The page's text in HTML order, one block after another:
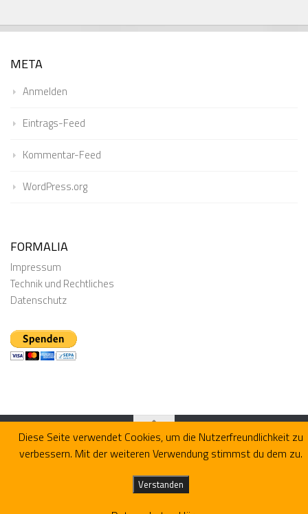
META
Anmelden
Eintrags-Feed
Kommentar-Feed
WordPress.org
FORMALIA
Impressum
Technik und Rechtliches
Datenschutz
Präsentiert von - Entworfen mit dem Hueman-Theme
Diese Seite verwendet Cookies, um die Nutzerfreundlichkeit zu
verbessern. Mit der weiteren Verwendung stimmst du dem zu.
Verstanden